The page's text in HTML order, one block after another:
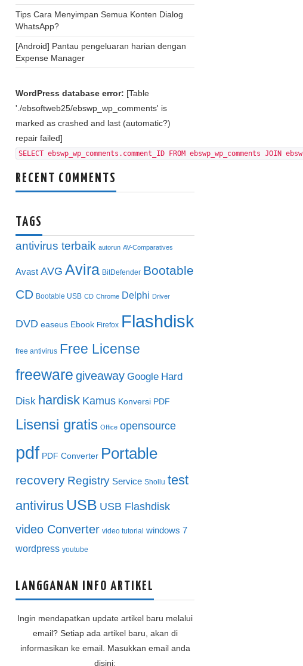
Tips Cara Menyimpan Semua Konten Dialog
WhatsApp?
[Android] Pantau pengeluaran harian dengan
Expense Manager
WordPress database error: [Table
'./ebsoftweb25/ebswp_wp_comments' is
marked as crashed and last (automatic?)
repair failed]
SELECT ebswp_wp_comments.comment_ID FROM ebswp_wp_comments
RECENT COMMENTS
TAGS
antivirus terbaik autorun AV-Comparatives
Avast AVG Avira BitDefender Bootable
CD Bootable USB CD Chrome Delphi Driver
DVD easeus Ebook Firefox Flashdisk
free antivirus Free License
freeware giveaway Google Hard
Disk hardisk Kamus Konversi PDF
Lisensi gratis Office opensource
pdf PDF Converter Portable
recovery Registry Service Shollu test
antivirus USB USB Flashdisk
video Converter video tutorial windows 7
wordpress youtube
LANGGANAN INFO ARTIKEL
Ingin mendapatkan update artikel baru melalui
email? Setiap ada artikel baru, akan di
informasikan ke email. Masukkan email anda
disini: